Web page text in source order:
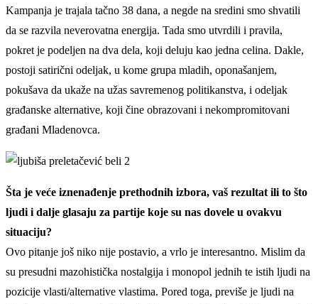
Kampanja je trajala tačno 38 dana, a negde na sredini smo shvatili
da se razvila neverovatna energija. Tada smo utvrdili i pravila,
pokret je podeljen na dva dela, koji deluju kao jedna celina. Dakle,
postoji satirični odeljak, u kome grupa mladih, oponašanjem,
pokušava da ukaže na užas savremenog politikanstva, i odeljak
građanske alternative, koji čine obrazovani i nekompromitovani
građani Mladenovca.
Šta je veće iznenađenje prethodnih izbora, vaš rezultat ili to što
ljudi i dalje glasaju za partije koje su nas dovele u ovakvu
situaciju?
Ovo pitanje još niko nije postavio, a vrlo je interesantno. Mislim da
su presudni mazohistička nostalgija i monopol jednih te istih ljudi na
pozicije vlasti/alternative vlastima. Pored toga, previše je ljudi na